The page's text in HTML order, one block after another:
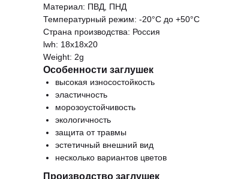
Материал: ПВД, ПНД
Температурный режим: -20°С до +50°С
Страна производства: Россия
lwh: 18x18x20
Weight: 2g
Особенности заглушек
высокая износостойкость
эластичность
морозоустойчивость
экологичность
защита от травмы
эстетичный внешний вид
несколько вариантов цветов
Производство заглушек